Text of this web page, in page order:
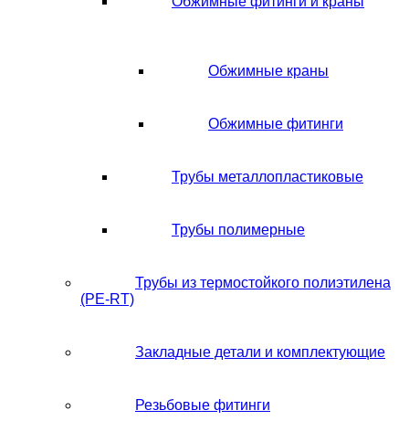
Обжимные краны
Обжимные фитинги
Трубы металлопластиковые
Трубы полимерные
Трубы из термостойкого полиэтилена
(PE-RT)
Закладные детали и комплектующие
Резьбовые фитинги